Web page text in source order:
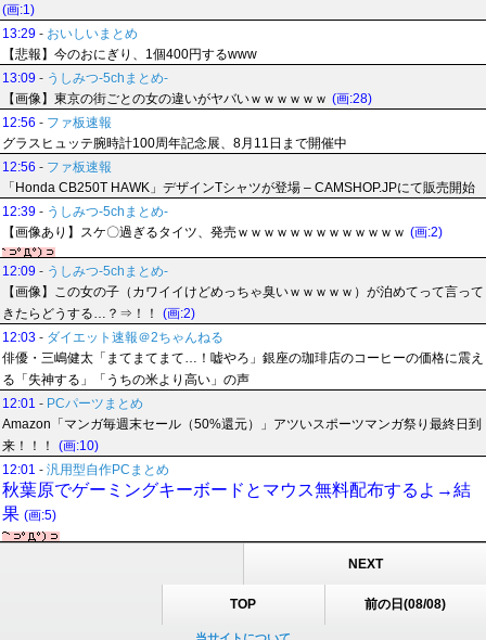
(画:1)
13:29 - おいしいまとめ
【悲報】今のおにぎり、1個400円するwww
13:09 - うしみつ-5chまとめ-
【画像】東京の街ごとの女の違いがヤバいｗｗｗｗｗｗ (画:28)
12:56 - ファ板速報
グラスヒュッテ腕時計100周年記念展、8月11日まで開催中
12:56 - ファ板速報
「Honda CB250T HAWK」デザインTシャツが登場 – CAMSHOP.JPにて販売開始
12:39 - うしみつ-5chまとめ-
【画像あり】スケ〇過ぎるタイツ、発売ｗｗｗｗｗｗｗｗｗｗｗｗｗ (画:2)
12:09 - うしみつ-5chまとめ-
【画像】この女の子（カワイイけどめっちゃ臭いｗｗｗｗｗ）が泊めてって言って
きたらどうする…？⇒！！
(画:2)
12:03 - ダイエット速報＠2ちゃんねる
俳優・三嶋健太「まてまてまて…！嘘やろ」銀座の珈琲店のコーヒーの価格に震え
る「失神する」「うちの米より高い」の声
12:01 - PCパーツまとめ
Amazon「マンガ毎週末セール（50%還元）」アツいスポーツマンガ祭り最終日到
来！！！
(画:10)
12:01 - 汎用型自作PCまとめ
秋葉原でゲーミングキーボードとマウス無料配布するよ→結
果 (画:5)
NEXT
TOP 前の日(08/08)